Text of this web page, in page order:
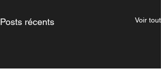
Posts récents Voir tout